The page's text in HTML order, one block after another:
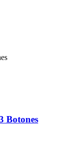
Botones